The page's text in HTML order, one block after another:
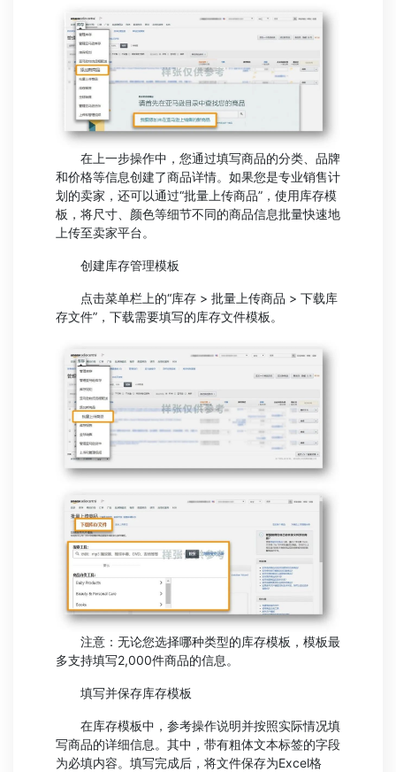
在上一步操作中，您通过填写商品的分类、品牌
和价格等信息创建了商品详情。如果您是专业销售计
划的卖家，还可以通过“批量上传商品”，使用库存模
板，将尺寸、颜色等细节不同的商品信息批量快速地
上传至卖家平台。
创建库存管理模板
点击菜单栏上的“库存 > 批量上传商品 > 下载库
存文件”，下载需要填写的库存文件模板。
注意：无论您选择哪种类型的库存模板，模板最
多支持填写2,000件商品的信息。
填写并保存库存模板
在库存模板中，参考操作说明并按照实际情况填
写商品的详细信息。其中，带有粗体文本标签的字段
为必填内容。填写完成后，将文件保存为Excel格